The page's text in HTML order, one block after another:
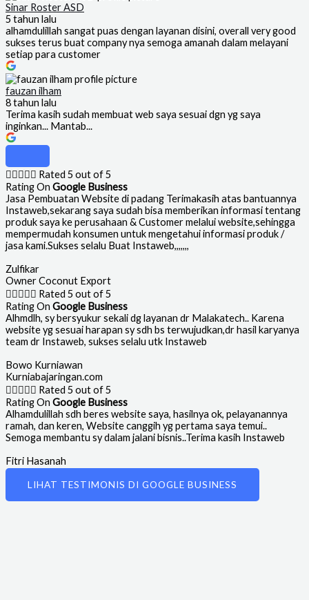
Sinar Roster ASD
5 tahun lalu
alhamdulillah sangat puas dengan layanan disini, overall very good
sukses terus buat company nya semoga amanah dalam melayani
setiap para customer
fauzan ilham
8 tahun lalu
Terima kasih sudah membuat web saya sesuai dgn yg saya
inginkan... Mantab...
 Rated 5 out of 5
Rating On Google Business
Jasa Pembuatan Website di padang Terimakasih atas bantuannya
Instaweb,sekarang saya sudah bisa memberikan informasi tentang
produk saya ke perusahaan & Customer melalui website,sehingga
mempermudah konsumen untuk mengetahui informasi produk /
jasa kami.Sukses selalu Buat Instaweb,,,,,,,
Zulfikar
Owner Coconut Export
 Rated 5 out of 5
Rating On Google Business
Alhmdlh, sy bersyukur sekali dg layanan dr Malakatech.. Karena
website yg sesuai harapan sy sdh bs terwujudkan,dr hasil karyanya
team dr Instaweb, sukses selalu utk Instaweb
Bowo Kurniawan
Kurniabajaringan.com
 Rated 5 out of 5
Rating On Google Business
Alhamdulillah sdh beres website saya, hasilnya ok, pelayanannya
ramah, dan keren, Website canggih yg pertama saya temui..
Semoga membantu sy dalam jalani bisnis..Terima kasih Instaweb
Fitri Hasanah
Owner Service Rolling Door
LIHAT TESTIMONIS DI GOOGLE BUSINESS